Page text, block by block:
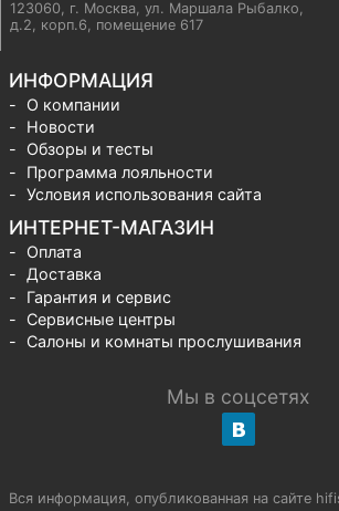
123060, г. Москва ул. Маршала Рыбалко,
д.2, корп.6, помещение 617
ИНФОРМАЦИЯ
О компании
Новости
Обзоры и тесты
Программа лояльности
Условия использования сайта
ИНТЕРНЕТ-МАГАЗИН
Оплата
Доставка
Гарантия и сервис
Сервисные центры
Салоны и комнаты прослушивания
Мы в соцсетях
Вся информация, опубликованная на сайте